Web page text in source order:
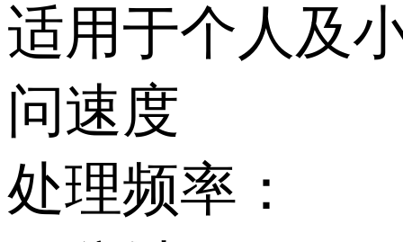
适用于个人及
问速度
处理频率：